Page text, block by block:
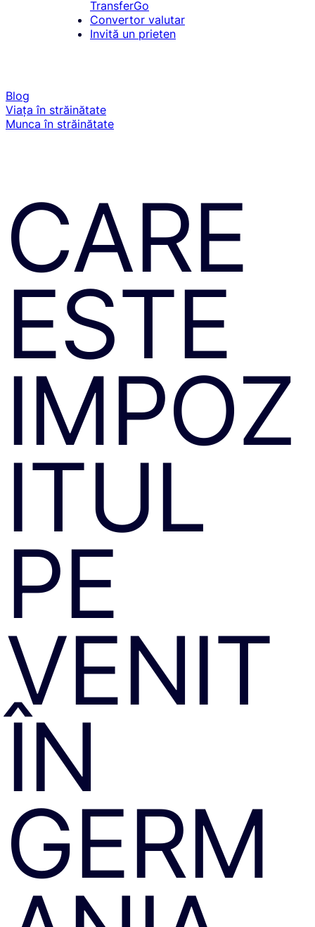
TransferGo
Convertor valutar
Invită un prieten
Blog
Viața în străinătate
Munca în străinătate
CARE
ESTE
IMPOZ
ITUL
PE
VENIT
ÎN
GERM